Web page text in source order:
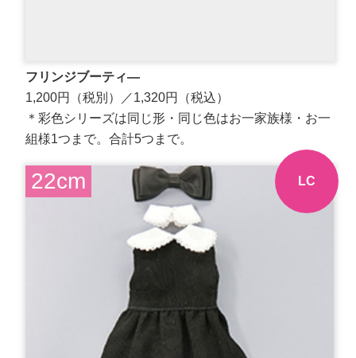
フリンジブーティ―
1,200円（税別）／1,320円（税込）
＊彩色シリーズは同じ形・同じ色はお一家族様・お一
組様1つまで。合計5つまで。
LC
22cm